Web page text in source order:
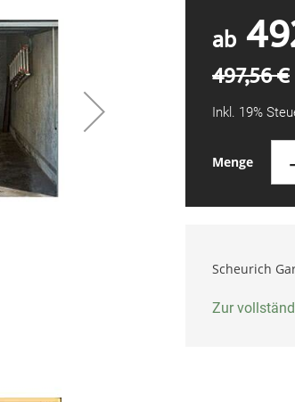
Menge
ab
497,56 €
Inkl. 19%
Scheurich
Zur